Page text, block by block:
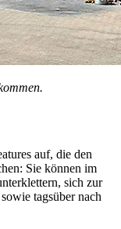
auf, die den
Sie können im
sich zur
tagsüber nach